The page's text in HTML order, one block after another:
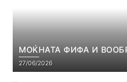
МОЌНАТА ФИФА И
27/06/2026